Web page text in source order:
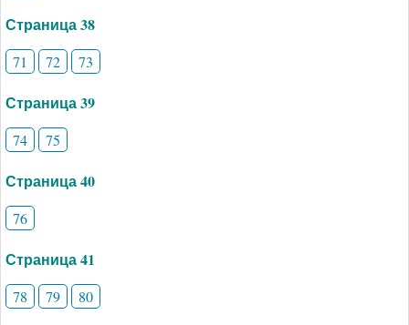
Страница 38
71 72 73
Страница 39
74 75
Страница 40
76
Страница 41
78 79 80